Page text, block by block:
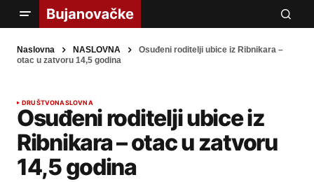
Naslovna NASLOVNA
Osuđeni roditelji ubice iz Ribnikara –
otac u zatvoru 14,5 godina
DRUŠTVONASLOVNA
Osuđeni roditelji ubice iz
Ribnikara – otac u zatvoru
14,5 godina